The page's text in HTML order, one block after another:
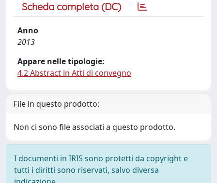
Scheda completa (DC)
Anno
2013
Appare nelle tipologie:
4.2 Abstract in Atti di convegno
File in questo prodotto:
Non ci sono file associati a questo prodotto.
I documenti in IRIS sono protetti da copyright e
tutti i diritti sono riservati, salvo diversa